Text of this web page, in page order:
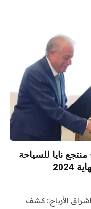
نايا للسياحة
اشراق الأرباح:: كشف